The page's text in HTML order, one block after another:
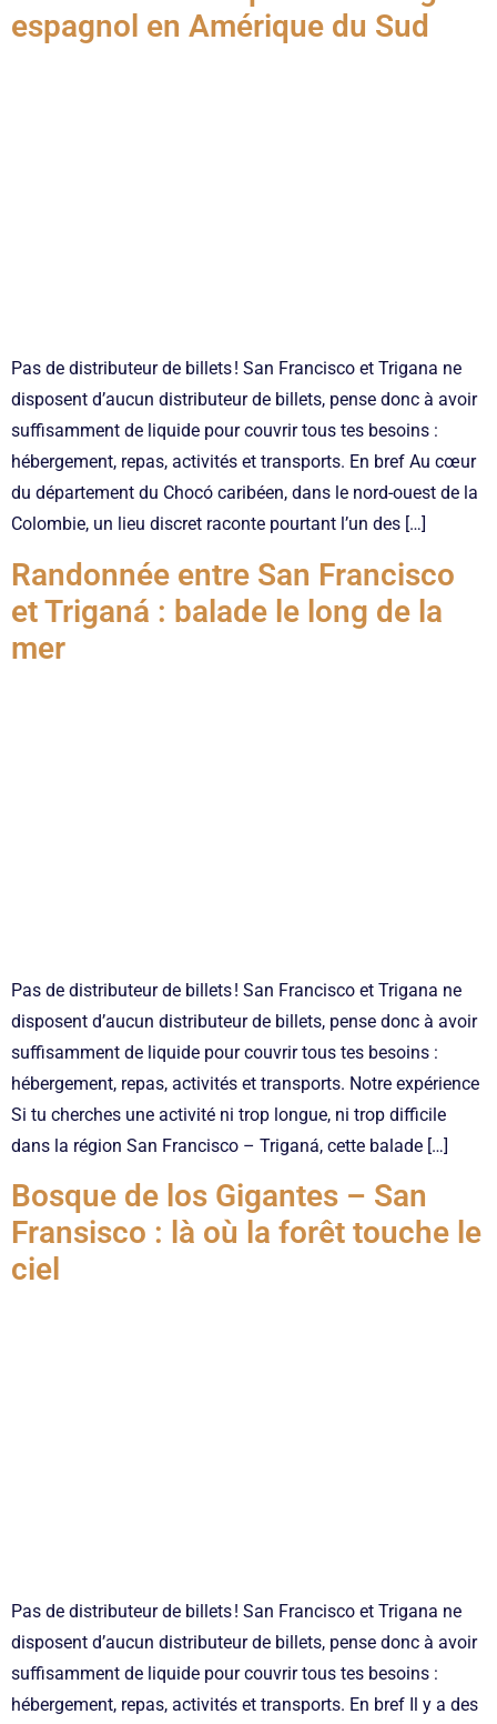
espagnol en Amérique du Sud
Pas de distributeur de billets ! San Francisco et Trigana ne
disposent d’aucun distributeur de billets, pense donc à avoir
suffisamment de liquide pour couvrir tous tes besoins :
hébergement, repas, activités et transports. En bref Au cœur
du département du Chocó caribéen, dans le nord-ouest de la
Colombie, un lieu discret raconte pourtant l’un des […]
Randonnée entre San Francisco
et Triganá : balade le long de la
mer
Pas de distributeur de billets ! San Francisco et Trigana ne
disposent d’aucun distributeur de billets, pense donc à avoir
suffisamment de liquide pour couvrir tous tes besoins :
hébergement, repas, activités et transports. Notre expérience
Si tu cherches une activité ni trop longue, ni trop difficile
dans la région San Francisco – Triganá, cette balade […]
Bosque de los Gigantes – San
Fransisco : là où la forêt touche le
ciel
Pas de distributeur de billets ! San Francisco et Trigana ne
disposent d’aucun distributeur de billets, pense donc à avoir
suffisamment de liquide pour couvrir tous tes besoins :
hébergement, repas, activités et transports. En bref Il y a des